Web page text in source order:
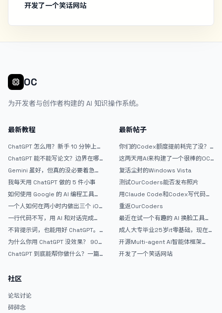
开发了一个笑话网站
OC
为开发者与创作者构建的 AI 知识操作系统。
最新教程
ChatGPT 怎么用？新手 10 分钟上手
ChatGPT 能不能写论文？边界在哪
Gemini 虽好，但真的没必要着急放
弃 ChatGPT
我每天用 ChatGPT 做的 5 件小事
如何使用 Google 的 AI 编程工具
AntiGravity：独立开发者的新时代
武器
一个人如何在两小时内做出三个 iOS
APP？｜AntiGravity + Gemini 3 实
战完整记录
一行代码不写，用 AI 和对话完成一
个完整网站：《图书天堂》实战记录
不背提示词，也能用好 ChatGPT。
一个万能提问模板
为什么你用 ChatGPT 没效果？ 90%
的人第一步就问错了
ChatGPT 到底能帮你做什么？一篇
最新帖子
你们的Codex额度提前耗完了没？
戒断反应如何？
这两天用AI来构建了一个很棒的OC
论坛精华区
复活尘封的Windows Vista
测试OurCoders能否发布照片
用Claude Code和Codex写代码真
的爽，但是App怎么挣钱还是很难啊
重返OurCoders
最近在试一个有趣的 AI 换脸工具，
效果挺不错
成人大专毕业25岁it零基础，现在想
考软件设计师，有什么好的建议吗，
谢谢！
开源Multi-agent AI智能体框架
aevatar.ai，欢迎大家贡献代码
开发了一个笑话网站
社区
论坛讨论
碎碎念